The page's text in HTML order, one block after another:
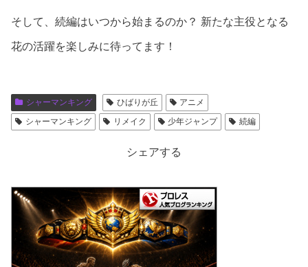
そして、続編はいつから始まるのか？ 新たな主役となる
花の活躍を楽しみに待ってます！
シャーマンキング ひばりが丘
アニメ
シャーマンキング
リメイク 少年ジャンプ 続編
シェアする